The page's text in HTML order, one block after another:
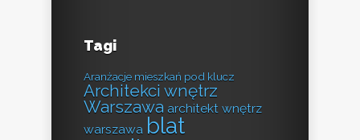
Tagi
Aranżacje mieszkań pod klucz
Architekci wnętrz
Warszawa architekt wnętrz
warszawa blat